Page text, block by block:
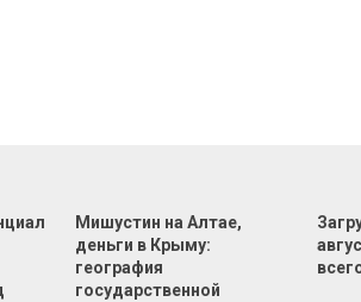
Мишустин на Алтае,
деньги в Крыму:
география
государственной